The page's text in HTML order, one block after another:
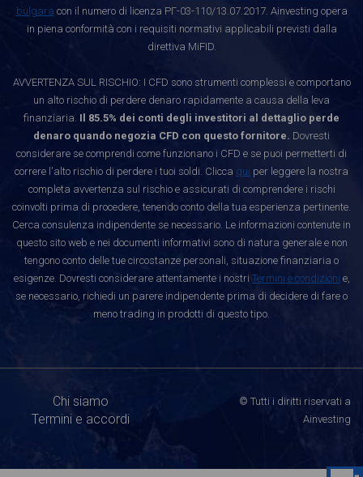
bulgara con il numero di licenza РГ-03-110/13.07.2017. Ainvesting opera
in piena conformità con i requisiti normativi applicabili previsti dalla
direttiva MiFID.
AVVERTENZA SUL RISCHIO: I CFD sono strumenti complessi e comportano
un alto rischio di perdere denaro rapidamente a causa della leva
finanziaria. Il 85.5% dei conti degli investitori al dettaglio perde
denaro quando negozia CFD con questo fornitore. Dovresti
considerare se comprendi come funzionano i CFD e se puoi permetterti di
correre l'alto rischio di perdere i tuoi soldi. Clicca qui per leggere la nostra
completa avvertenza sul rischio e assicurati di comprendere i rischi
coinvolti prima di procedere, tenendo conto della tua esperienza pertinente.
Cerca consulenza indipendente se necessario. Le informazioni contenute in
questo sito web e nei documenti informativi sono di natura generale e non
tengono conto delle tue circostanze personali, situazione finanziaria o
esigenze. Dovresti considerare attentamente i nostri Termini e condizioni e,
se necessario, richiedi un parere indipendente prima di decidere di fare o
meno trading in prodotti di questo tipo.
Chi siamo
Termini e accordi
© Tutti i diritti riservati a
Ainvesting